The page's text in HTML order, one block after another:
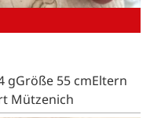
gGröße 55 cmEltern
Mützenich